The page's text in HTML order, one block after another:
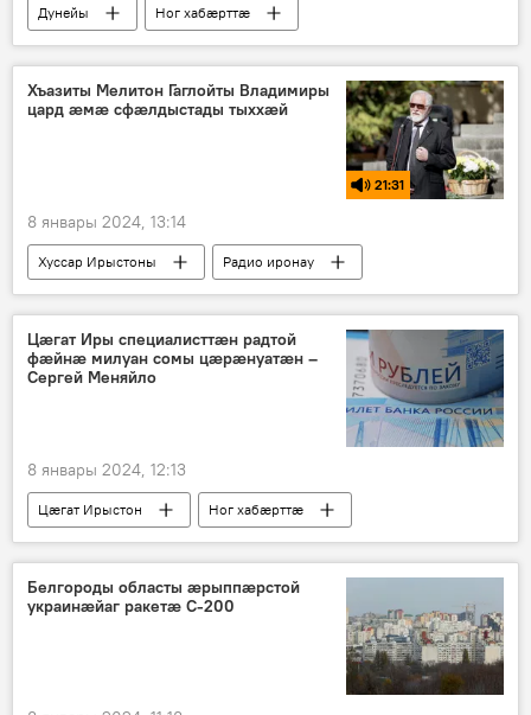
Дунейы Ног хабӕрттӕ
Хъазиты Мелитон Гаглойты Владимиры
цард æмæ сфæлдыстады тыххæй
21:31
8 январы 2024, 13:14
Хуссар Ирыстоны
Радио иронау
Ирон æвзаг
Ирон литературæ
Цӕгат Иры специалисттӕн радтой
фӕйнӕ милуан сомы цӕрӕнуатӕн –
Сергей Меняйло
8 январы 2024, 12:13
Цӕгат Ирыстон Ног хабӕрттӕ
Белгороды областы æрыппæрстой
украинæйаг ракетæ С-200